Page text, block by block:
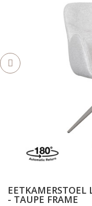
EETKAMERSTOEL
- TAUPE FRAME